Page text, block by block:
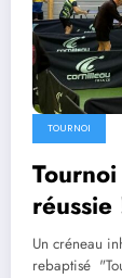
TOURNOI
réussie
Un créneau
rebaptisé